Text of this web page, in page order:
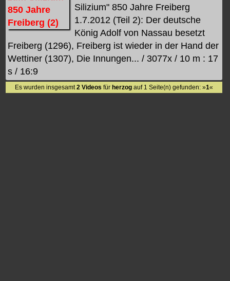
Silizium" 850 Jahre Freiberg
1.7.2012 (Teil 2): Der deutsche
König Adolf von Nassau besetzt
Freiberg (1296), Freiberg ist wieder in der Hand der
Wettiner (1307), Die Innungen... / 3077x / 10 m : 17
s / 16:9
Es wurden insgesamt2 Videos für herzogauf 1 Seite(n) gefunden: »1«